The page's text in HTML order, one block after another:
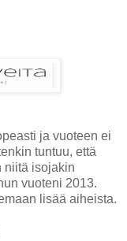
ja vuoteen ei
tuntuu, että
niitä isojakin
vuoteni 2013.
lisää aiheista.